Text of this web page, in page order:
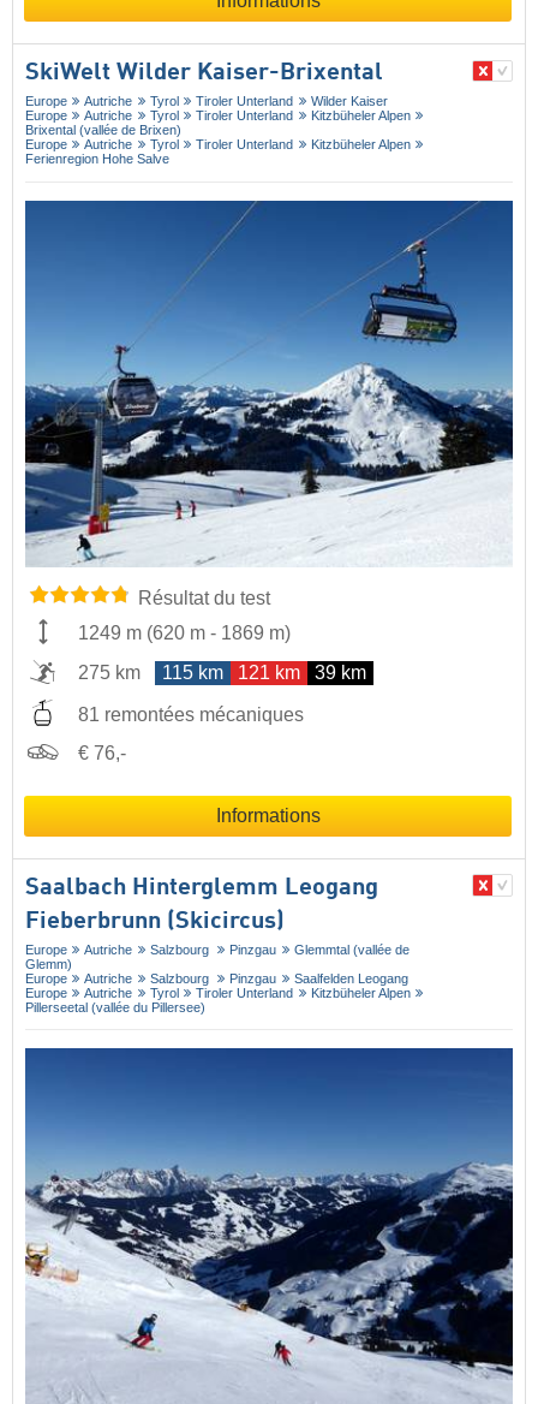
SkiWelt Wilder Kaiser-Brixental
Europe Autriche Tyrol Tiroler Unterland
Wilder Kaiser
Europe
Autriche Tyrol Tiroler Unterland
Kitzbüheler Alpen
Brixental (vallée de Brixen)
Europe
Autriche Tyrol Tiroler Unterland
Kitzbüheler Alpen
Ferienregion Hohe Salve
Résultat du test
1249 m (620 m - 1869 m)
275 km
115 km 121 km 39 km
81 remontées mécaniques
€ 76,-
Informations
Saalbach Hinterglemm Leogang
Fieberbrunn (Skicircus)
Europe Autriche Salzbourg Pinzgau
Glemmtal (vallée de
Glemm)
Europe
Autriche Salzbourg Pinzgau
Saalfelden Leogang
Europe
Autriche Tyrol Tiroler Unterland
Kitzbüheler Alpen
Pillerseetal (vallée du Pillersee)